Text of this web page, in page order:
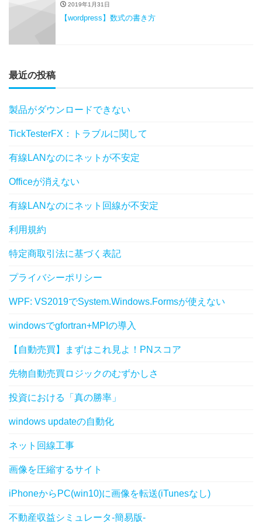
2019年1月31日
【wordpress】数式の書き方
最近の投稿
製品がダウンロードできない
TickTesterFX：トラブルに関して
有線LANなのにネットが不安定
Officeが消えない
有線LANなのにネット回線が不安定
利用規約
特定商取引法に基づく表記
プライバシーポリシー
WPF: VS2019でSystem.Windows.Formsが使えない
windowsでgfortran+MPIの導入
【自動売買】まずはこれ見よ！PNスコア
先物自動売買ロジックのむずかしさ
投資における「真の勝率」
windows updateの自動化
ネット回線工事
画像を圧縮するサイト
iPhoneからPC(win10)に画像を転送(iTunesなし)
不動産収益シミュレータ-簡易版-